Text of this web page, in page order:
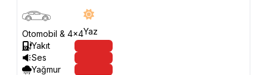
Otomobil & 4x4Yaz
Yakıt
Ses
Yağmur